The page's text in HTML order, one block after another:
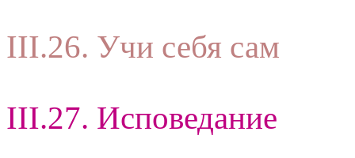
III.26. Учи себя сам
III.27. Исповедание